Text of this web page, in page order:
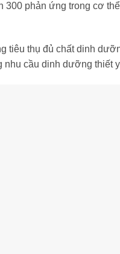
300 phản ứng trong cơ
thụ đủ chất dinh
nhu cầu dinh dưỡng thiết